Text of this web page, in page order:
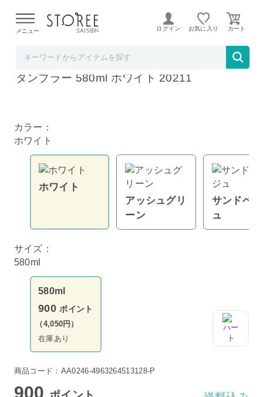
よる配送遅延が発生しております。
メニュー ログイン お気に入り
KINTO キントー TRAIL TUMBLER トレイル
タンブラー 580ml ホワイト 20211
カラー：
ホワイト
ホワイト
アッシュグリ
ーン
サンドベ
ュ
サイズ：
580ml
580ml
900ポイント
（4,050円）
在庫あり
商品コード：AA0246-4963264513128-P
900